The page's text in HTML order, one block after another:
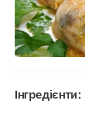
Інгредієнти: